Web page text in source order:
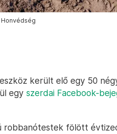
került elő egy 50
egy szerdai Facebook-
robbanótestek fölött